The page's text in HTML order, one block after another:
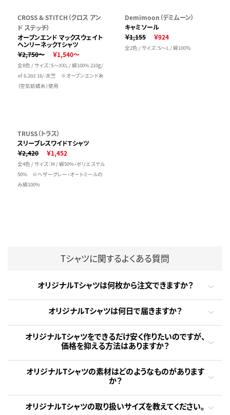
CROSS & STITCH（クロス アン
ド ステッチ）
オープンエンド マックスウェイト
ヘンリーネックTシャツ
￥2,750～
￥1,540～
全8色 / サイズ：S～XXL / 綿100% 210g/
㎡ 6.2oz 16/-天竺 ※オープンエンド糸
（空気紡績糸）使用
Demimoon（デミムーン）
キャミソール
￥1,155
￥924
全2色 / サイズ：S～L / 綿100％
TRUSS（トラス）
スリーブレスワイドＴシャツ
￥2,420
￥1,452
全4色 / サイズ：M / 綿50%・ポリエステル
50% ※ヘザーグレー・オートミールの
み綿100%
Tシャツに関するよくある質問
オリジナルTシャツは何枚から注文できますか？
オリジナルTシャツは何日で届きますか？
オリジナルTシャツをできるだけ安く作りたいのですが、
価格を抑える方法はありますか？
オリジナルTシャツの素材はどのようなものがあります
か？
オリジナルTシャツの取り扱いサイズを教えてください。